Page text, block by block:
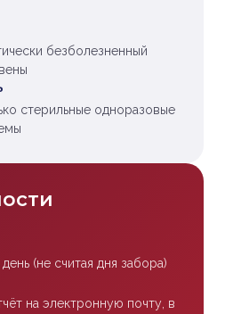
безболезненный
стерильные одноразовые
(не считая дня забора)
на электронную почту, в